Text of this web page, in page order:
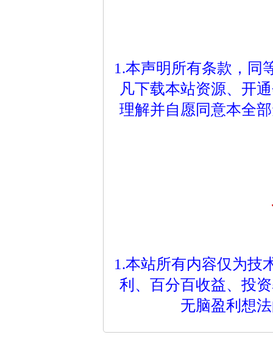
1.本声明所有条款，同
凡下载本站资源、开
理解并自愿同意本全
1.本站所有内容仅为技
利、百分百收益、投
无脑盈利想